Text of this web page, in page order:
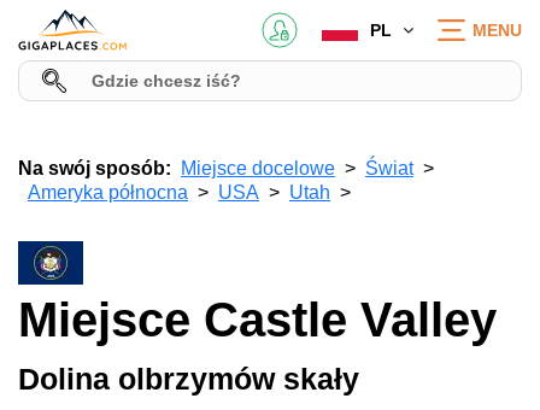
PL MENU
Na swój sposób: Miejsce docelowe
Świat
Ameryka północna
USA Utah
Miejsce Castle Valley
Dolina olbrzymów skały